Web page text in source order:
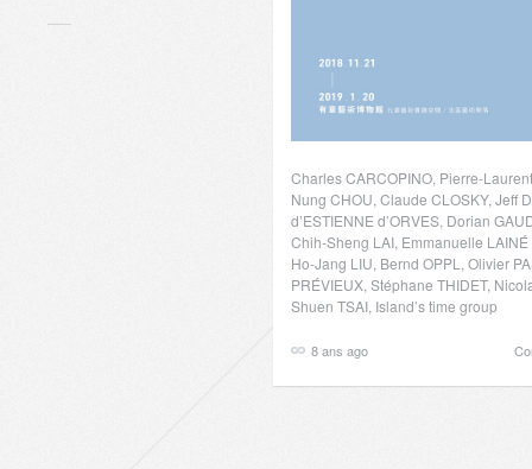
Charles CARCOPINO, Pierre-
Nung CHOU, Claude CLOSKY, Jeff
d’ESTIENNE d’ORVES, Dorian
Chih-Sheng LAI, Emmanuelle
Ho-Jang LIU, Bernd OPPL, Olivier
PRÉVIEUX, Stéphane THIDET,
Shuen TSAI, Island’s time group
8 ans ago